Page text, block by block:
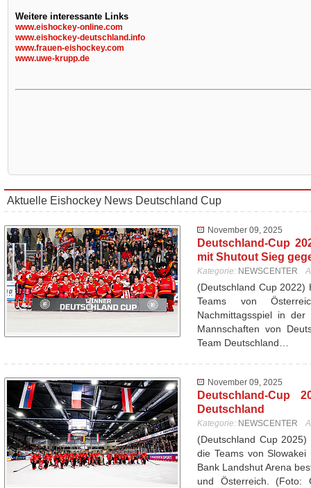
Weitere interessante Links
www.eishockey-online.com
www.eishockey-deutschland.info
www.frauen-eishockey.com
www.uwe-krupp.de
Aktuelle Eishockey News Deutschland Cup
November 09, 2025
Deutschland-Cup
mit Shutout Sieg
Kategorie: NEWSCENTER
(Deutschland Cup 2022)
Teams von
Nachmittagsspiel in
Mannschaften von
Team Deutschland…
November 09, 2025
Deutschland-Cup
Deutschland
Kategorie: NEWSCENTER
(Deutschland Cup
die Teams von
Bank Landshut Arena
und Österreich. (Foto: